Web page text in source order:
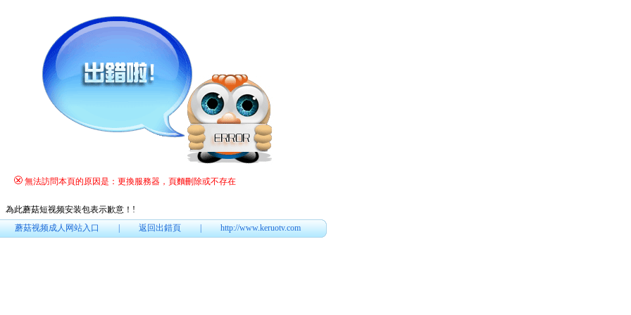
無法訪問本頁的原因是：更換服務器，頁麵刪除或不存在
為此蘑菇短视频安装包表示歉意！ !
蘑菇视频成人网站入口|返回出錯頁|http://www.keruotv.com